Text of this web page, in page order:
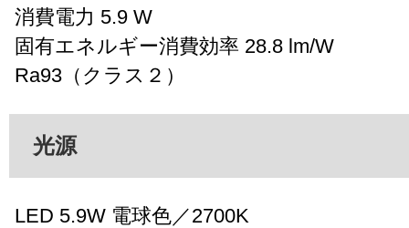
消費電力 5.9 W
固有エネルギー消費効率 28.8 lm/W
Ra93（クラス２）
光源
LED 5.9W 電球色／2700K